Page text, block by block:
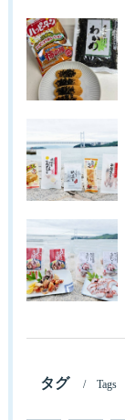
タグ Tags